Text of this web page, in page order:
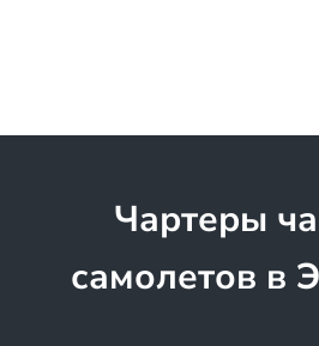
Чартеры
самолетов в